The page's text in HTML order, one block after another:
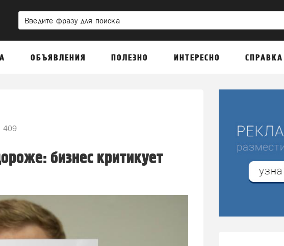
ОБЪЯВЛЕНИЯ ПОЛЕЗНО ИНТЕРЕСНО СПРАВКА
409
бизнес критикует